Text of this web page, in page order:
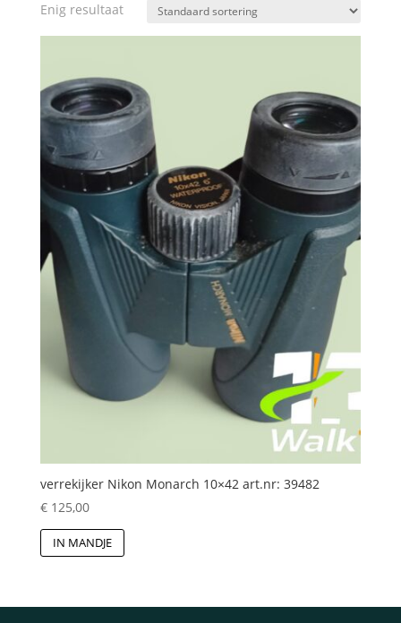
Enig resultaat
verrekijker Nikon Monarch 10×42 art.nr: 39482
€125,00
IN MANDJE